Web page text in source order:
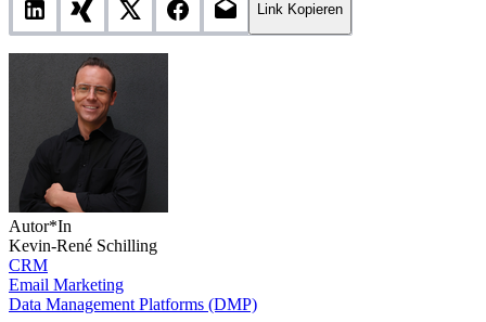
Link Kopieren
Autor*In
Kevin-René Schilling
CRM
Email Marketing
Data Management Platforms (DMP)